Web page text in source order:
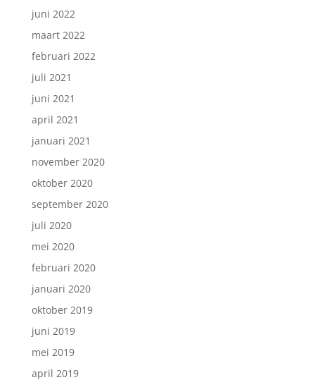
juni 2022
maart 2022
februari 2022
juli 2021
juni 2021
april 2021
januari 2021
november 2020
oktober 2020
september 2020
juli 2020
mei 2020
februari 2020
januari 2020
oktober 2019
juni 2019
mei 2019
april 2019